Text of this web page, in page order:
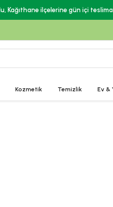
ILKOZEL10
Kozmetik Temizlik Ev &